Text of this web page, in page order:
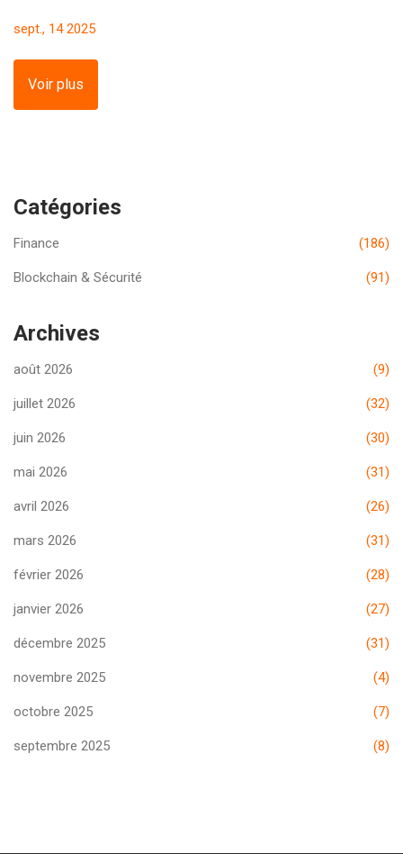
sept., 14 2025
Voir plus
Catégories
Finance (186)
Blockchain & Sécurité (91)
Archives
août 2026 (9)
juillet 2026 (32)
juin 2026 (30)
mai 2026 (31)
avril 2026 (26)
mars 2026 (31)
février 2026 (28)
janvier 2026 (27)
décembre 2025 (31)
novembre 2025 (4)
octobre 2025 (7)
septembre 2025 (8)